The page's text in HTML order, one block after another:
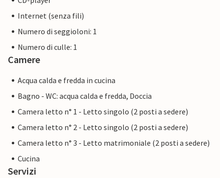
Internet (senza fili)
Numero di seggioloni: 1
Numero di culle: 1
Camere
Acqua calda e fredda in cucina
Bagno - WC: acqua calda e fredda, Doccia
Camera letto n° 1 - Letto singolo (2 posti a sedere)
Camera letto n° 2 - Letto singolo (2 posti a sedere)
Camera letto n° 3 - Letto matrimoniale (2 posti a sedere)
Cucina
Servizi